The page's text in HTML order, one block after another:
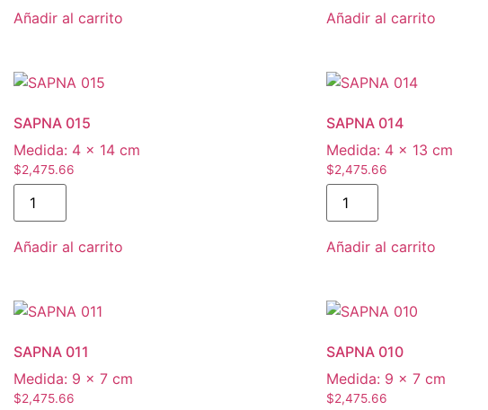
Añadir al carrito
Añadir al carrito
SAPNA 015
Medida: 4 × 14 cm
$2,475.66
SAPNA
015
cantidad
Añadir al carrito
SAPNA 014
Medida: 4 × 13 cm
$2,475.66
SAPNA
014
cantidad
Añadir al carrito
SAPNA 011
Medida: 9 × 7 cm
$2,475.66
SAPNA 010
Medida: 9 × 7 cm
$2,475.66